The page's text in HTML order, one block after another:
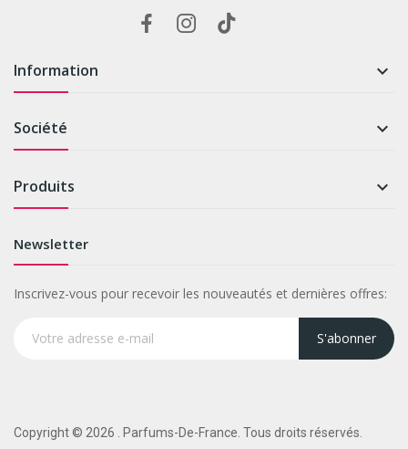
Information 
Société 
Produits 
Newsletter
Inscrivez-vous pour recevoir les nouveautés et dernières offres:
S'abonner
Copyright © 2026 . Parfums-De-France. Tous droits réservés.